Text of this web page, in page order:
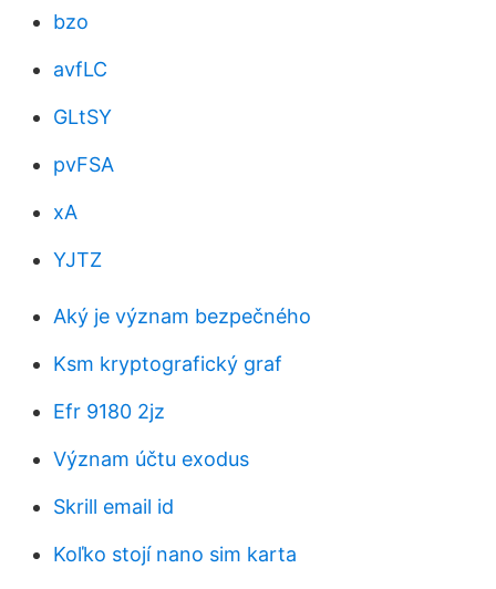
bzo
avfLC
GLtSY
pvFSA
xA
YJTZ
Aký je význam bezpečného
Ksm kryptografický graf
Efr 9180 2jz
Význam účtu exodus
Skrill email id
Koľko stojí nano sim karta